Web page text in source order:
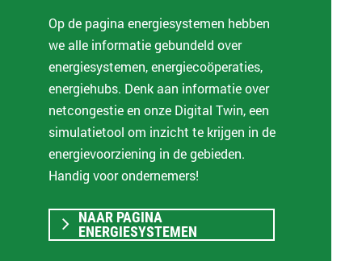
Op de pagina energiesystemen hebben
we alle informatie gebundeld over
energiesystemen, energiecoöperaties,
energiehubs. Denk aan informatie over
netcongestie en onze Digital Twin, een
simulatietool om inzicht te krijgen in de
energievoorziening in de gebieden.
Handig voor ondernemers!
NAAR PAGINA
ENERGIESYSTEMEN